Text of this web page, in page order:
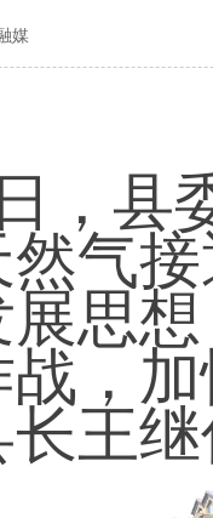
媒
，县
然气
思
，
王